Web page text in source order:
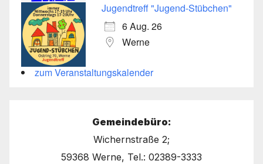
Jugendtreff "Jugend-Stübchen"
6 Aug. 26
Werne
zum Veranstaltungskalender
Gemeindebüro:
Wichernstraße 2;
59368 Werne, Tel.: 02389-3333